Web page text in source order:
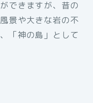
できますが、昔の
景や大きな岩の不
「神の島」として